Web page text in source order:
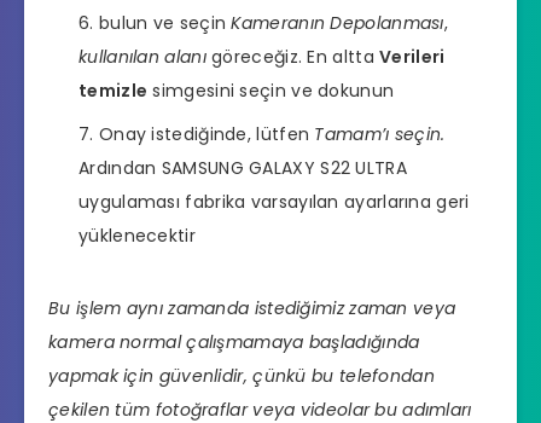
bulun ve seçinKameranın Depolanması,
kullanılan alanıgöreceğiz. En alttaVerileri
temizle simgesini seçin ve dokunun
Onay istediğinde, lütfen Tamam’ı seçin.
Ardından SAMSUNG GALAXY S22 ULTRA
uygulaması fabrika varsayılan ayarlarına geri
yüklenecektir
Bu işlem aynı zamanda istediğimiz zaman veya
kamera normal çalışmamaya başladığında
yapmak için güvenlidir, çünkü bu telefondan
çekilen tüm fotoğraflar veya videolar bu adımları